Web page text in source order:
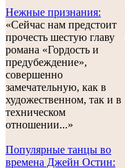
Нежные признания:
«Cейчас нам предстоит
прочесть шестую главу
романа «Гордость и
предубеждение»,
совершенно
замечательную, как в
художественном, так и в
техническом
отношении...»
Популярные танцы во
времена Джейн Остин: